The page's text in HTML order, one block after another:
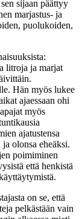
sijaan päättyy
marjastus- ja
puolukoiden,
litroja ja marjat
Hän myös lukee
ajaessaan ohi
myös
ajatustensa
olonsa eheäksi.
poimiminen
että henkistä
on se, että
pelkästään vain